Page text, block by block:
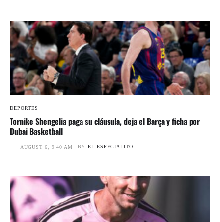
DEPORTES
Tornike Shengelia paga su cláusula, deja el Barça y ficha por
Dubai Basketball
AUGUST 6, 9:40 AM BY EL ESPECIALITO